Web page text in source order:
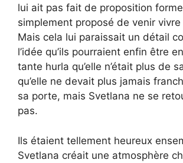
lui ait pas fait de proposition
simplement proposé de venir vivre
Mais cela lui paraissait un détail
l’idée qu’ils pourraient enfin être
tante hurla qu’elle n’était plus de
qu’elle ne devait plus jamais
sa porte, mais Svetlana ne se
pas.
Ils étaient tellement heureux
Svetlana créait une atmosphère